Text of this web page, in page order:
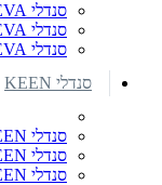
סנדלי TEVA גברים
סנדלי TEVA ילדים ונוער
סנדלי TEVA נשים
סנדלי KEEN
סנדלי KEEN גברים
סנדלי KEEN ילדים
סנדלי KEEN נשים